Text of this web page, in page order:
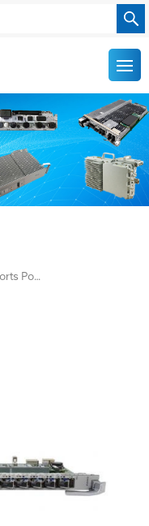
Carte GPON HUAWEI H901GPUF 16 Ports Pour MA5800 OLT